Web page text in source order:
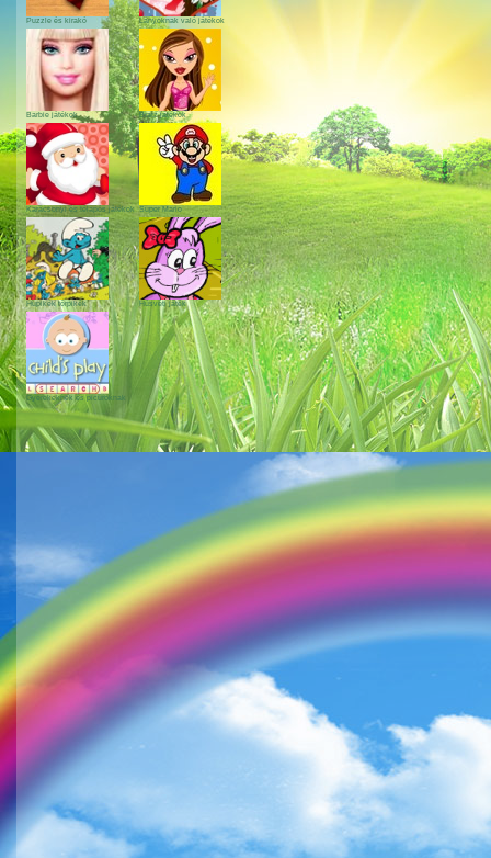
Puzzle és kirakó Lányoknak való játékok
Barbie játékok Bratz játékok
Karácsonyi és télapós játékok Super Mario
Hupikék törpikék Húsvéti játék
Gyerekeknek és picuroknak